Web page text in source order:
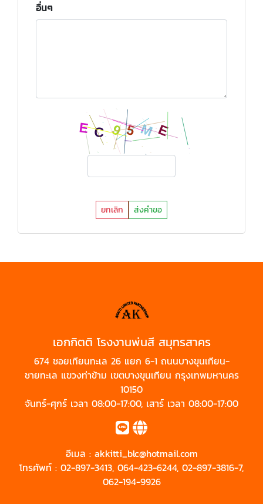
อื่นๆ
ยกเลิก ส่งคำขอ
เอกกิตติ โรงงานพ่นสี สมุทรสาคร
674 ซอยเทียนทะเล 26 แยก 6-1 ถนนบางขุนเทียน-
ชายทะเล แขวงท่าข้าม เขตบางขุนเทียน กรุงเทพมหานคร
10150
จันทร์-ศุกร์ เวลา 08:00-17:00, เสาร์ เวลา 08:00-17:00
อีเมล : akkitti_blc@hotmail.com
โทรศัพท์ : 02-897-3413, 064-423-6244, 02-897-3816-7,
062-194-9926